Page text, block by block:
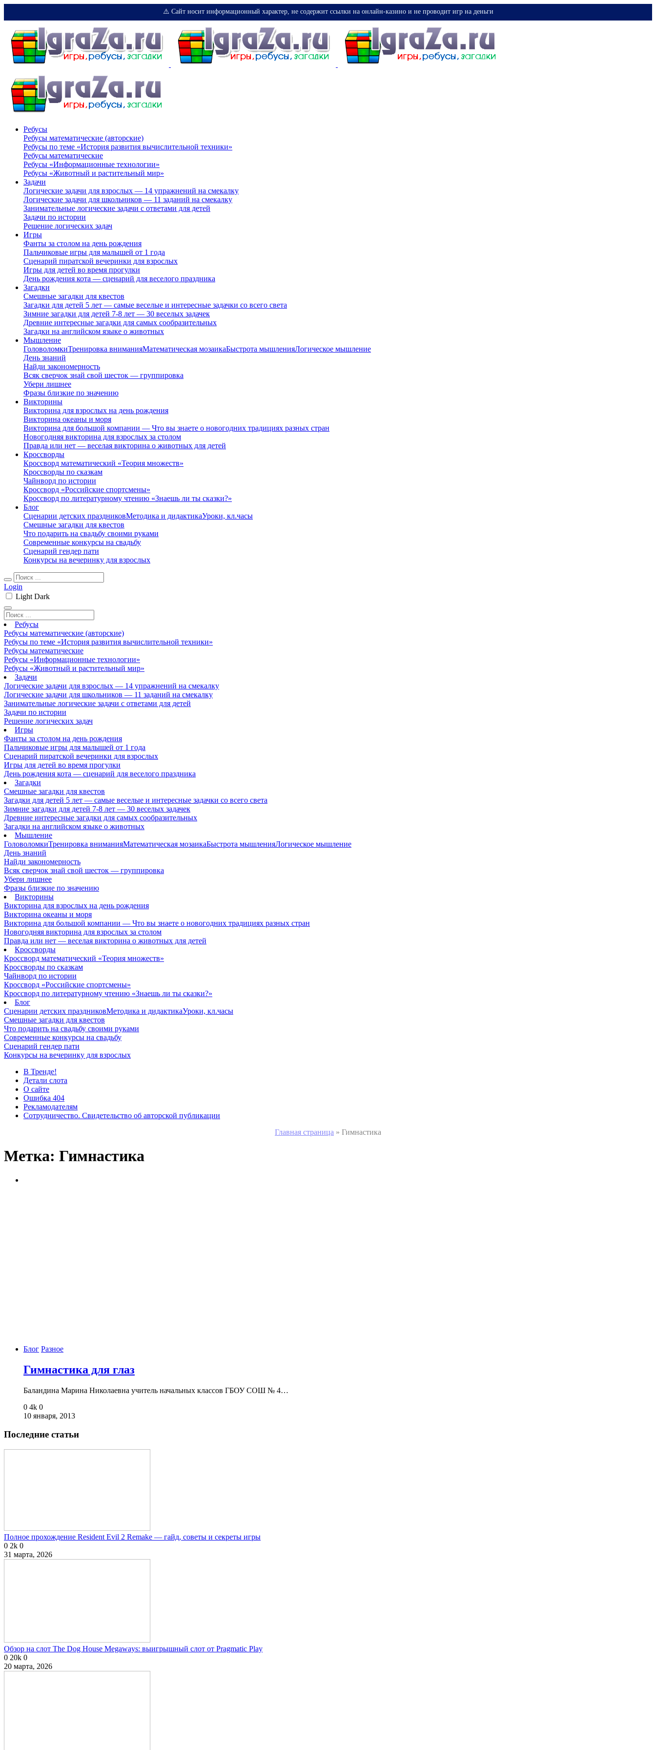
⚠️ Сайт носит информационный характер, не содержит ссылки на онлайн-казино и не проводит игр на деньги
Ребусы
Ребусы математические (авторские)
Ребусы по теме «История развития вычислительной техники»
Ребусы математические
Ребусы «Информационные технологии»
Ребусы «Животный и растительный мир»
Задачи
Логические задачи для взрослых — 14 упражнений на смекалку
Логические задачи для школьников — 11 заданий на смекалку
Занимательные логические задачи с ответами для детей
Задачи по истории
Решение логических задач
Игры
Фанты за столом на день рождения
Пальчиковые игры для малышей от 1 года
Сценарий пиратской вечеринки для взрослых
Игры для детей во время прогулки
День рождения кота — сценарий для веселого праздника
Загадки
Смешные загадки для квестов
Загадки для детей 5 лет — самые веселые и интересные задачки со всего света
Зимние загадки для детей 7-8 лет — 30 веселых задачек
Древние интересные загадки для самых сообразительных
Загадки на английском языке о животных
Мышление
ГоловоломкиТренировка вниманияМатематическая мозаикаБыстрота мышленияЛогическое мышление
День знаний
Найди закономерность
Всяк сверчок знай свой шесток — группировка
Убери лишнее
Фразы близкие по значению
Викторины
Викторина для взрослых на день рождения
Викторина океаны и моря
Викторина для большой компании — Что вы знаете о новогодних традициях разных стран
Новогодняя викторина для взрослых за столом
Правда или нет — веселая викторина о животных для детей
Кроссворды
Кроссворд математический «Теория множеств»
Кроссворды по сказкам
Чайнворд по истории
Кроссворд «Российские спортсмены»
Кроссворд по литературному чтению «Знаешь ли ты сказки?»
Блог
Сценарии детских праздниковМетодика и дидактикаУроки, кл.часы
Смешные загадки для квестов
Что подарить на свадьбу своими руками
Современные конкурсы на свадьбу
Сценарий гендер пати
Конкурсы на вечеринку для взрослых
Login
Light Dark
Ребусы
Ребусы математические (авторские)
Ребусы по теме «История развития вычислительной техники»
Ребусы математические
Ребусы «Информационные технологии»
Ребусы «Животный и растительный мир»
Задачи
Логические задачи для взрослых — 14 упражнений на смекалку
Логические задачи для школьников — 11 заданий на смекалку
Занимательные логические задачи с ответами для детей
Задачи по истории
Решение логических задач
Игры
Фанты за столом на день рождения
Пальчиковые игры для малышей от 1 года
Сценарий пиратской вечеринки для взрослых
Игры для детей во время прогулки
День рождения кота — сценарий для веселого праздника
Загадки
Смешные загадки для квестов
Загадки для детей 5 лет — самые веселые и интересные задачки со всего света
Зимние загадки для детей 7-8 лет — 30 веселых задачек
Древние интересные загадки для самых сообразительных
Загадки на английском языке о животных
Мышление
ГоловоломкиТренировка вниманияМатематическая мозаикаБыстрота мышленияЛогическое мышление
День знаний
Найди закономерность
Всяк сверчок знай свой шесток — группировка
Убери лишнее
Фразы близкие по значению
Викторины
Викторина для взрослых на день рождения
Викторина океаны и моря
Викторина для большой компании — Что вы знаете о новогодних традициях разных стран
Новогодняя викторина для взрослых за столом
Правда или нет — веселая викторина о животных для детей
Кроссворды
Кроссворд математический «Теория множеств»
Кроссворды по сказкам
Чайнворд по истории
Кроссворд «Российские спортсмены»
Кроссворд по литературному чтению «Знаешь ли ты сказки?»
Блог
Сценарии детских праздниковМетодика и дидактикаУроки, кл.часы
Смешные загадки для квестов
Что подарить на свадьбу своими руками
Современные конкурсы на свадьбу
Сценарий гендер пати
Конкурсы на вечеринку для взрослых
В Тренде!
Детали слота
О сайте
Ошибка 404
Рекламодателям
Сотрудничество. Свидетельство об авторской публикации
Главная страница » Гимнастика
Метка: Гимнастика
Блог Разное
Гимнастика для глаз
Баландина Марина Николаевна учитель начальных классов ГБОУ СОШ № 4…
0 4k 0
10 января, 2013
Последние статьи
Полное прохождение Resident Evil 2 Remake — гайд, советы и секреты игры
0 2k 0
31 марта, 2026
Обзор на слот The Dog House Megaways: выигрышный слот от Pragmatic Play
0 20k 0
20 марта, 2026